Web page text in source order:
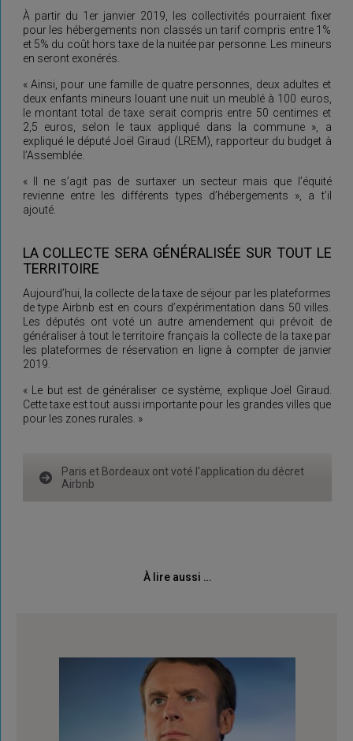
À partir du 1er janvier 2019, les collectivités pourraient fixer
pour les hébergements non classés un tarif compris entre 1%
et 5% du coût hors taxe de la nuitée par personne. Les mineurs
en seront exonérés.
« Ainsi, pour une famille de quatre personnes, deux adultes et
deux enfants mineurs louant une nuit un meublé à 100 euros,
le montant total de taxe serait compris entre 50 centimes et
2,5 euros, selon le taux appliqué dans la commune », a
expliqué le député Joël Giraud (LREM), rapporteur du budget à
l’Assemblée.
« Il ne s’agit pas de surtaxer un secteur mais que l’équité
revienne entre les différents types d’hébergements », a t’il
ajouté.
LA COLLECTE SERA GÉNÉRALISÉE SUR TOUT LE
TERRITOIRE
Aujourd’hui, la collecte de la taxe de séjour par les plateformes
de type Airbnb est en cours d’expérimentation dans 50 villes.
Les députés ont voté un autre amendement qui prévoit de
généraliser à tout le territoire français la collecte de la taxe par
les plateformes de réservation en ligne à compter de janvier
2019.
« Le but est de généraliser ce système, explique Joël Giraud.
Cette taxe est tout aussi importante pour les grandes villes que
pour les zones rurales. »
Paris et Bordeaux ont voté l'application du décret
Airbnb
À lire aussi …